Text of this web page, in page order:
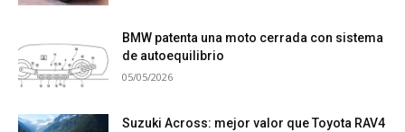
BMW patenta una moto cerrada con sistema
de autoequilibrio
05/05/2026
Suzuki Across: mejor valor que Toyota RAV4